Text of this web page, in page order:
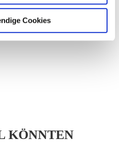
Cookies
KÖNNTEN